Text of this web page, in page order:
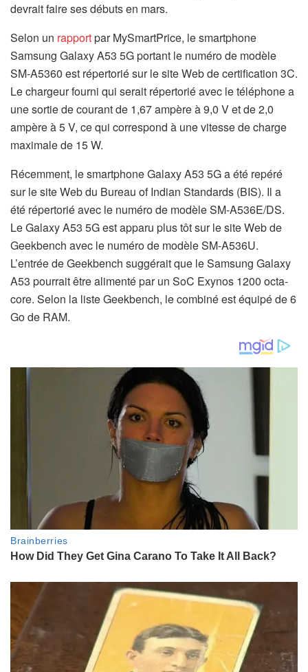
devrait faire ses débuts en mars.
Selon un rapportpar MySmartPrice, le smartphone
Samsung Galaxy A53 5G portant le numéro de modèle
SM-A5360 est répertorié sur le site Web de certification 3C.
Le chargeur fourni qui serait répertorié avec le téléphone a
une sortie de courant de 1,67 ampère à 9,0 V et de 2,0
ampère à 5 V, ce qui correspond à une vitesse de charge
maximale de 15 W.
Récemment, le smartphone Galaxy A53 5G a été repéré
sur le site Web du Bureau of Indian Standards (BIS). Il a
été répertorié avec le numéro de modèle SM-A536E/DS.
Le Galaxy A53 5G est apparu plus tôt sur le site Web de
Geekbench avec le numéro de modèle SM-A536U.
L’entrée de Geekbench suggérait que le Samsung Galaxy
A53 pourrait être alimenté par un SoC Exynos 1200 octa-
core. Selon la liste Geekbench, le combiné est équipé de 6
Go de RAM.